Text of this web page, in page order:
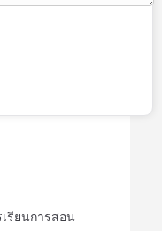
รียนการสอน